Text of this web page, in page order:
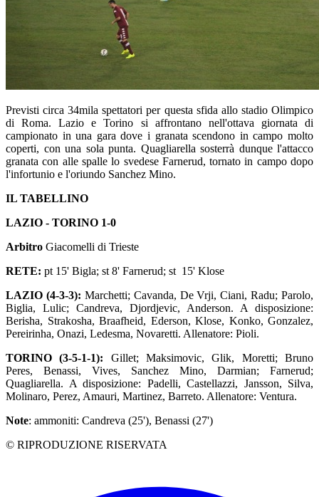
Previsti circa 34mila spettatori per questa sfida allo stadio Olimpico
di Roma. Lazio e Torino si affrontano nell'ottava giornata di
campionato in una gara dove i granata scendono in campo molto
coperti, con una sola punta. Quagliarella sosterrà dunque l'attacco
granata con alle spalle lo svedese Farnerud, tornato in campo dopo
l'infortunio e l'oriundo Sanchez Mino.
IL TABELLINO
LAZIO - TORINO 1-0
Arbitro Giacomelli di Trieste
RETE: pt 15' Bigla; st 8' Farnerud; st 15' Klose
LAZIO (4-3-3): Marchetti; Cavanda, De Vrji, Ciani, Radu; Parolo,
Biglia, Lulic; Candreva, Djordjevic, Anderson. A disposizione:
Berisha, Strakosha, Braafheid, Ederson, Klose, Konko, Gonzalez,
Pereirinha, Onazi, Ledesma, Novaretti. Allenatore: Pioli.
TORINO (3-5-1-1): Gillet; Maksimovic, Glik, Moretti; Bruno
Peres, Benassi, Vives, Sanchez Mino, Darmian; Farnerud;
Quagliarella. A disposizione: Padelli, Castellazzi, Jansson, Silva,
Molinaro, Perez, Amauri, Martinez, Barreto. Allenatore: Ventura.
Note: ammoniti: Candreva (25'), Benassi (27')
© RIPRODUZIONE RISERVATA